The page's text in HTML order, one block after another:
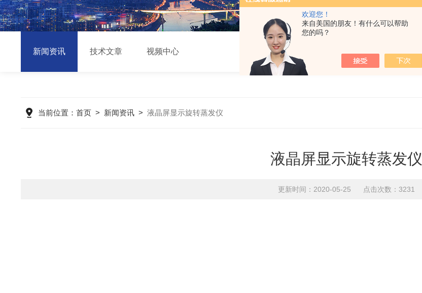
欢迎您！
来自美国的朋友！有什么可以帮助
您的吗？
新闻资讯 技术文章 视频中心
当前位置： 首页> 新闻资讯> 液晶屏显示旋转蒸发仪
液晶屏显示旋转蒸发仪
更新时间：2020-05-25 点击次数：3231